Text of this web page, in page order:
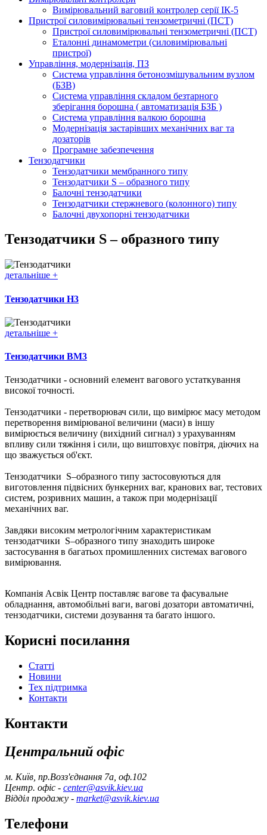
Вимірювальний ваговий контролер серії ІК-5
Пристрої силовимірювальні тензометричні (ПСТ)
Пристрої силовимірювальні тензометричні (ПСТ)
Еталонні динамометри (силовимірювальні
пристрої)
Управління, модернізація, ПЗ
Система управління бетонозмішувальним вузлом
(БЗВ)
Система управління складом безтарного
зберігання борошна ( автоматизація БЗБ )
Система управління валкою борошна
Модернізація застарівших механічних ваг та
дозаторів
Програмне забезпечення
Тензодатчики
Тензодатчики мембранного типу
Тензодатчики S – образного типу
Балочні тензодатчики
Тензодатчики стержневого (колонного) типу
Балочні двухопорні тензодатчики
Тензодатчики S – образного типу
детальніше +
Тензодатчики H3
детальніше +
Тензодатчики BM3
Тензодатчики - основний елемент вагового устаткування
високої точності.
Тензодатчики - перетворювач сили, що вимірює масу методом
перетворення вимірюваної величини (маси) в іншу
вимірюється величину (вихідний сигнал) з урахуванням
впливу сили тяжіння і сили, що виштовхує повітря, діючих на
що зважується об'єкт.
Тензодатчики S–образного типу застосовуються для
виготовлення підвісних бункерних ваг, кранових ваг, тестових
систем, розривних машин, а також при модернізації
механічних ваг.
Завдяки високим метрологічним характеристикам
тензодатчики S–образного типу знаходить широке
застосування в багатьох промишленних системах вагового
вимірювання.
Компанія Асвік Центр поставляє вагове та фасувальне
обладнання, автомобільні ваги, вагові дозатори автоматичні,
тензодатчики, системи дозування та багато іншого.
Корисні посилання
Статті
Новини
Тех підтримка
Контакти
Контакти
Центральний офіс
м. Київ, пр.Возз'єднання 7а, оф.102
Центр. офіс - center@asvik.kiev.ua
Відділ продажу - market@asvik.kiev.ua
Телефони